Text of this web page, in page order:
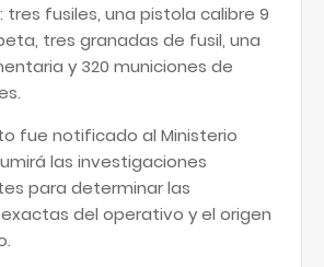
tres fusiles, una pistola calibre 9
tres granadas de fusil, una
y 320 municiones de
fue notificado al Ministerio
las investigaciones
para determinar las
del operativo y el origen